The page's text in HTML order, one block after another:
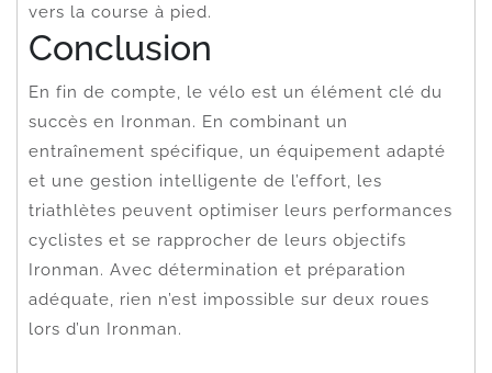
vers la course à pied.
Conclusion
En fin de compte, le vélo est un élément clé du
succès en Ironman. En combinant un
entraînement spécifique, un équipement adapté
et une gestion intelligente de l’effort, les
triathlètes peuvent optimiser leurs performances
cyclistes et se rapprocher de leurs objectifs
Ironman. Avec détermination et préparation
adéquate, rien n’est impossible sur deux roues
lors d’un Ironman.